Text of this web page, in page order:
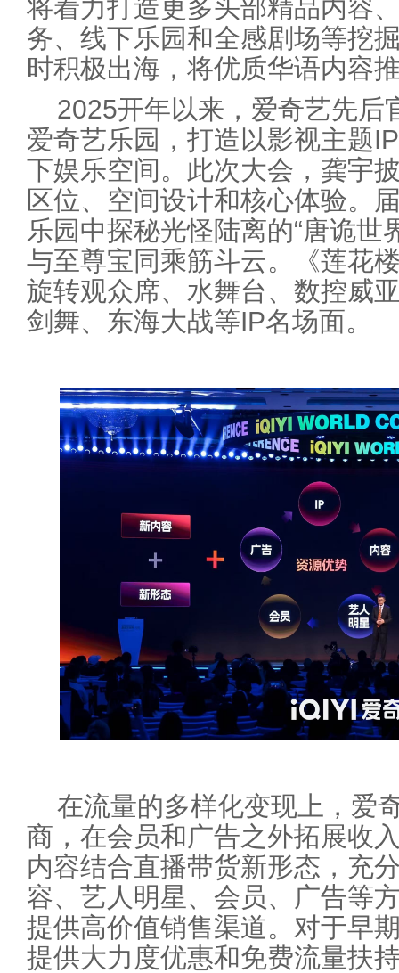
将着力打造更多头部精品内容
务、线下乐园和全感剧场等挖
时积极出海，将优质华语内容
2025开年以来，爱奇艺先后
爱奇艺乐园，打造以影视主题
下娱乐空间。此次大会，龚宇
区位、空间设计和核心体验。
乐园中探秘光怪陆离的“唐诡世
与至尊宝同乘筋斗云。《莲花
旋转观众席、水舞台、数控威
剑舞、东海大战等IP名场面。
在流量的多样化变现上，爱
商，在会员和广告之外拓展收
内容结合直播带货新形态，充
容、艺人明星、会员、广告等
提供高价值销售渠道。对于早
提供大力度优惠和免费流量扶